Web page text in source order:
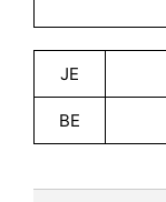
JE
BE